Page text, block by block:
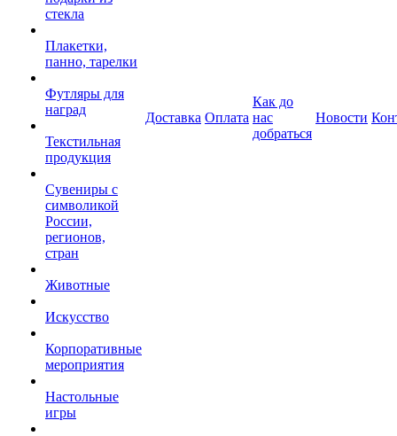
стекла
Плакетки,
панно, тарелки
Футляры для
наград
Текстильная
продукция
Сувениры с
символикой
России,
регионов,
стран
Животные
Искусство
Корпоративные
мероприятия
Настольные
игры
Доставка Оплата
Как до
нас
добраться
Новости